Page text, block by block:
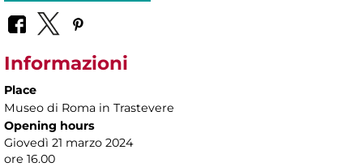
Informazioni
Place
Museo di Roma in Trastevere
Opening hours
Giovedì 21 marzo 2024
ore 16.00